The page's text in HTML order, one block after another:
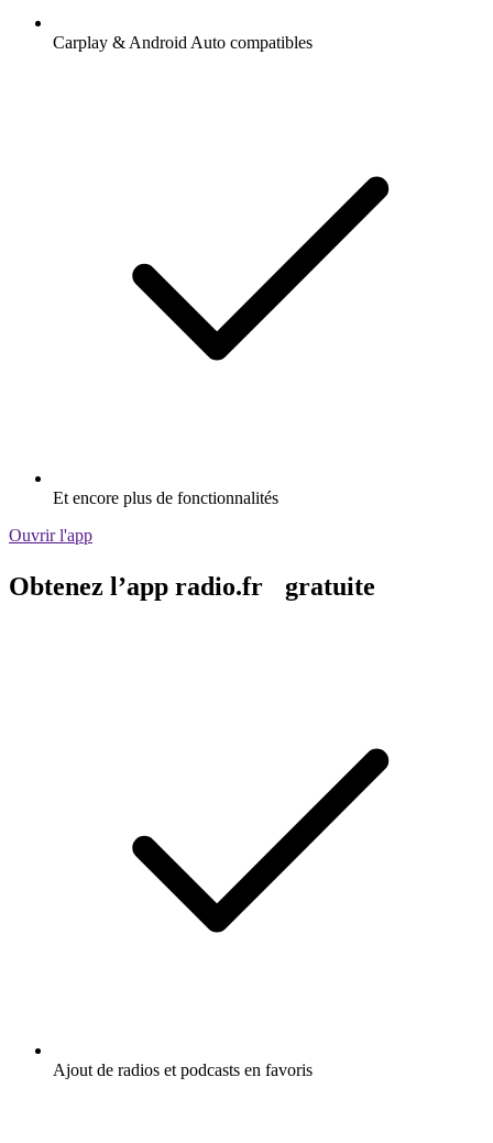
Carplay & Android Auto compatibles
Et encore plus de fonctionnalités
Ouvrir l'app
Obtenez l’app radio.fr gratuite
Ajout de radios et podcasts en favoris